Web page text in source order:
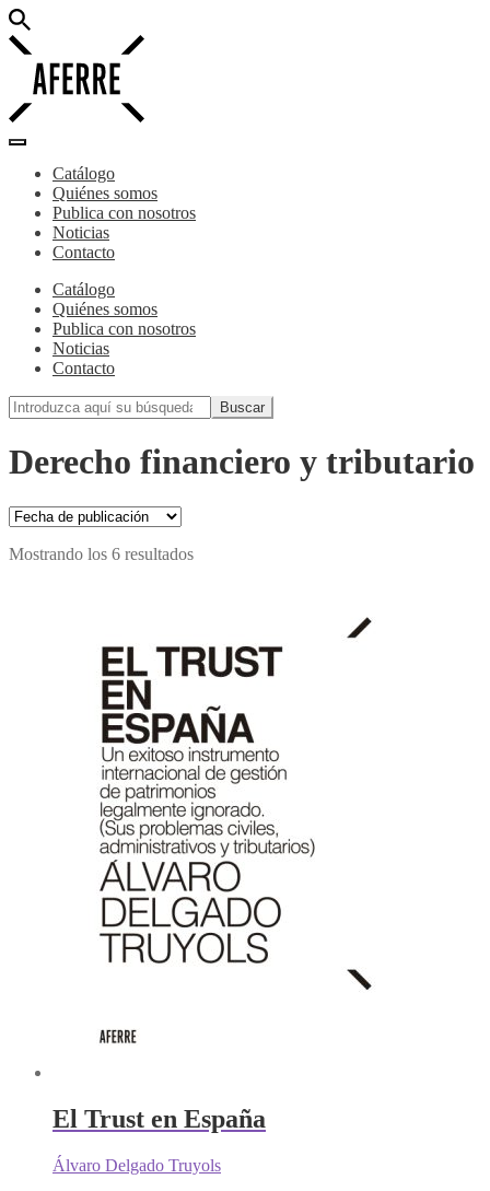
Catálogo
Quiénes somos
Publica con nosotros
Noticias
Contacto
Catálogo
Quiénes somos
Publica con nosotros
Noticias
Contacto
Derecho financiero y tributario
Mostrando los 6 resultados
El Trust en España
Álvaro Delgado Truyols